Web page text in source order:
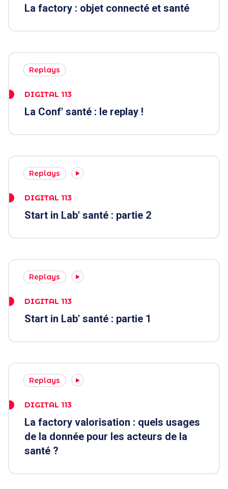
La factory : objet connecté et santé
Replays
DIGITAL 113
La Conf' santé : le replay !
Replays
DIGITAL 113
Start in Lab' santé : partie 2
Replays
DIGITAL 113
Start in Lab' santé : partie 1
Replays
DIGITAL 113
La factory valorisation : quels usages
de la donnée pour les acteurs de la
santé ?